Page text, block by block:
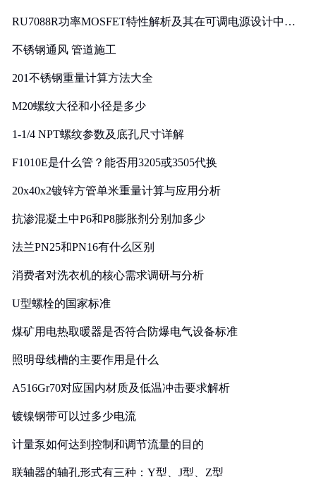
RU7088R功率MOSFET特性解析及其在可调电源设计中的
不锈钢通风 管道施工
201不锈钢重量计算方法大全
M20螺纹大径和小径是多少
1-1/4 NPT螺纹参数及底孔尺寸详解
F1010E是什么管？能否用3205或3505代换
20x40x2镀锌方管单米重量计算与应用分析
抗渗混凝土中P6和P8膨胀剂分别加多少
法兰PN25和PN16有什么区别
消费者对洗衣机的核心需求调研与分析
U型螺栓的国家标准
煤矿用电热取暖器是否符合防爆电气设备标准
照明母线槽的主要作用是什么
A516Gr70对应国内材质及低温冲击要求解析
镀镍钢带可以过多少电流
计量泵如何达到控制和调节流量的目的
联轴器的轴孔形式有三种：Y型、J型、Z型